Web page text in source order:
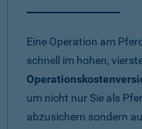
Eine Operation am
schnell im hohen,
um nicht nur Sie als
abzusichern sondern